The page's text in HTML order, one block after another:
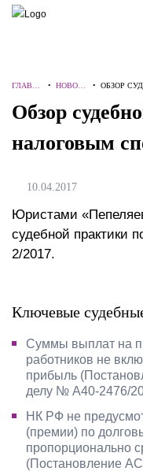
ПОИСК ПО САЙТУ
ГЛАВНА
•НОВОСТ
•ОБЗОР
Обзор
налоговым
10.04.2017
Юристами
судебной практики
2/2017.
Ключевые
Суммы выплат на
работников не
прибыль
делу № А40-2476/
НК РФ не
(премии) по
пропорционально
(Постановление